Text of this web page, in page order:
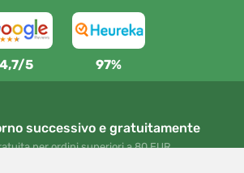
4,7/5 97%
successivo e gratuitamente
per ordini superiori a 80 EUR